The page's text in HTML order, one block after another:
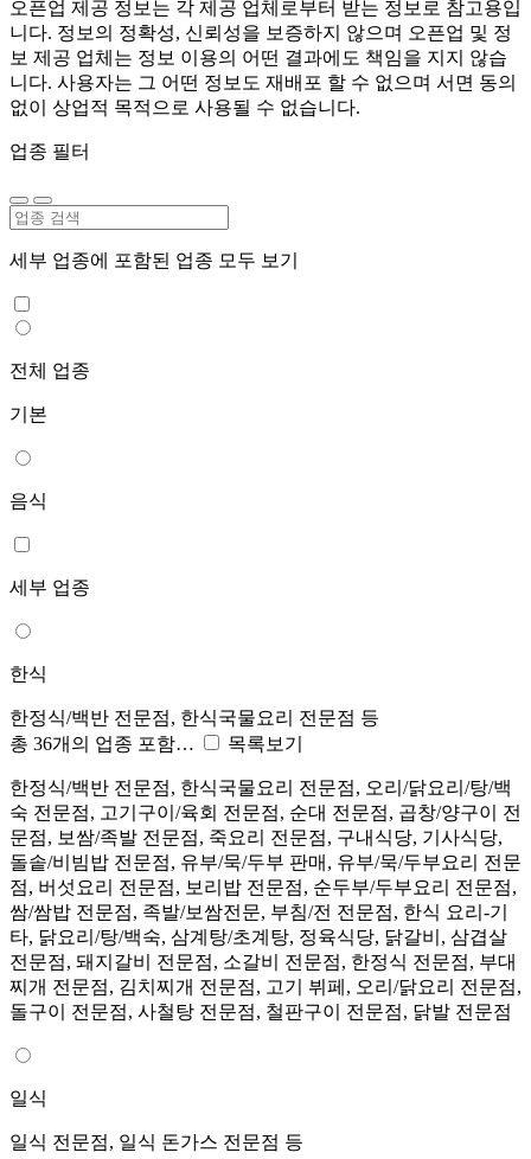
오픈업 제공 정보는 각 제공 업체로부터 받는 정보로 참고용입
니다. 정보의 정확성, 신뢰성을 보증하지 않으며 오픈업 및 정
보 제공 업체는 정보 이용의 어떤 결과에도 책임을 지지 않습
니다. 사용자는 그 어떤 정보도 재배포 할 수 없으며 서면 동의
없이 상업적 목적으로 사용될 수 없습니다.
업종 필터
세부 업종에 포함된 업종 모두 보기
전체 업종
기본
음식
세부 업종
한식
한정식/백반 전문점, 한식국물요리 전문점 등
총 36개의 업종 포함…
목록보기
한정식/백반 전문점, 한식국물요리 전문점, 오리/닭요리/탕/백
숙 전문점, 고기구이/육회 전문점, 순대 전문점, 곱창/양구이 전
문점, 보쌈/족발 전문점, 죽요리 전문점, 구내식당, 기사식당,
돌솥/비빔밥 전문점, 유부/묵/두부 판매, 유부/묵/두부요리 전문
점, 버섯요리 전문점, 보리밥 전문점, 순두부/두부요리 전문점,
쌈/쌈밥 전문점, 족발/보쌈전문, 부침/전 전문점, 한식 요리-기
타, 닭요리/탕/백숙, 삼계탕/초계탕, 정육식당, 닭갈비, 삼겹살
전문점, 돼지갈비 전문점, 소갈비 전문점, 한정식 전문점, 부대
찌개 전문점, 김치찌개 전문점, 고기 뷔페, 오리/닭요리 전문점,
돌구이 전문점, 사철탕 전문점, 철판구이 전문점, 닭발 전문점
일식
일식 전문점, 일식 돈가스 전문점 등